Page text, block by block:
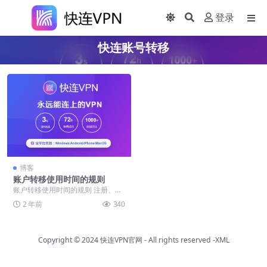
登录
快连账号转移
博客
账户转移使用时间的规则
账户转移使用时间的规则 注册、登
录账户的时候多个设备的使用时间
合并按照本文章介绍...
2 年前 340
Copyright © 2024快连VPN官网 - All rights reserved -XML